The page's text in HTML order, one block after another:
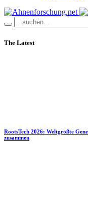
The Latest
RootsTech 2026: Weltgrößte
zusammen